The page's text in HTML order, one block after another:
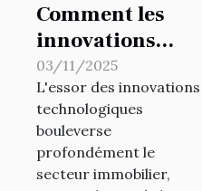
Comment les
innovations
technologiques
transforment-
elles
l'immobilier ?
03/11/2025
L'essor des innovations
technologiques
bouleverse
profondément le
secteur immobilier,